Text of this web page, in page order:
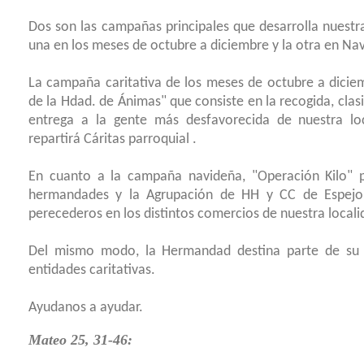
Dos son las campañas principales que desarrolla
una en los meses de octubre a diciembre y la otra en
La campaña caritativa de los meses de octubre a
de la Hdad. de Ánimas" que consiste en la recogida,
entrega a la gente más desfavorecida de nuestra
repartirá Cáritas parroquial .
En cuanto a la campaña navideña, "Operación Kilo"
hermandades y la Agrupación de HH y CC de
perecederos en los distintos comercios de nuestra
Del mismo modo, la Hermandad destina parte de
entidades caritativas.
Ayudanos a ayudar.
Mateo 25, 31-46: